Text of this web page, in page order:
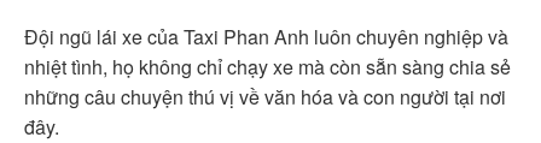
Đội ngũ lái xe của Taxi Phan Anh luôn chuyên nghiệp và
nhiệt tình, họ không chỉ chạy xe mà còn sẵn sàng chia sẻ
những câu chuyện thú vị về văn hóa và con người tại nơi
đây.